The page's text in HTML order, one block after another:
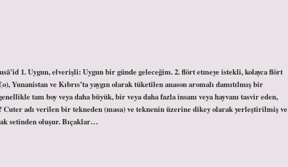
1. Uygun, elverişli: Uygun bir günde geleceğim. 2. flört etmeye istekli, kolayca flört
Yunanistan ve Kıbrıs’ta yaygın olarak tüketilen anason aromalı damıtılmış bir
tam boy veya daha büyük, bir veya daha fazla insanı veya hayvanı tasvir eden,
adı verilen bir tekneden (masa) ve teknenin üzerine dikey olarak yerleştirilmiş ve
setinden oluşur. Bıçaklar…